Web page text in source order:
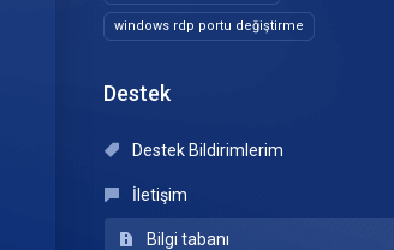
windows rdp portu değiştirme
Destek
Destek Bildirimlerim
İletişim
Bilgi tabanı